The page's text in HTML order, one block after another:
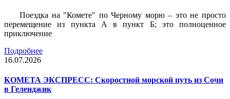
Поездка на "Комете" по Черному морю – это не просто
перемещение из пункта А в пункт Б; это полноценное
приключение
Подробнее
16.07.2026
КОМЕТА ЭКСПРЕСС: Скоростной морской путь из Сочи
в Геленджик